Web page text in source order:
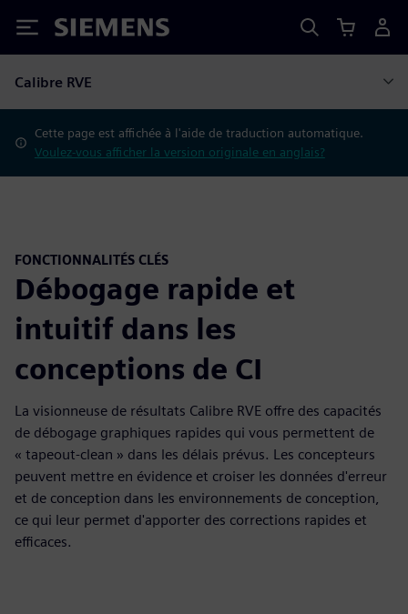
Siemens
Calibre RVE
Cette page est affichée à l'aide de traduction automatique.
Voulez-vous afficher la version originale en anglais?
FONCTIONNALITÉS CLÉS
Débogage rapide et
intuitif dans les
conceptions de CI
La visionneuse de résultats Calibre RVE offre des capacités
de débogage graphiques rapides qui vous permettent de
« tapeout-clean » dans les délais prévus. Les concepteurs
peuvent mettre en évidence et croiser les données d'erreur
et de conception dans les environnements de conception,
ce qui leur permet d'apporter des corrections rapides et
efficaces.